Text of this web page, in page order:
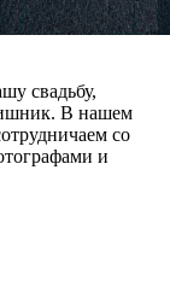
свадьбу,
В нашем
со
и